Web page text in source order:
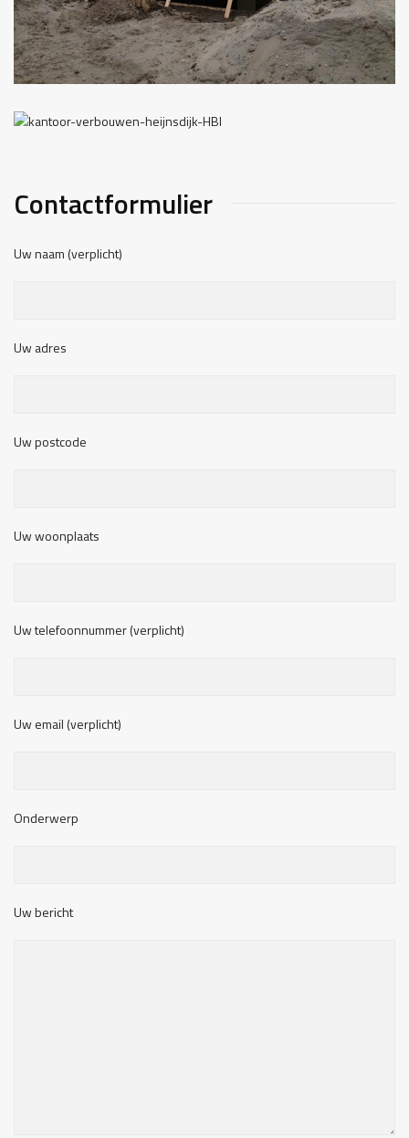
Contactformulier
Uw naam (verplicht)
Uw adres
Uw postcode
Uw woonplaats
Uw telefoonnummer (verplicht)
Uw email (verplicht)
Onderwerp
Uw bericht